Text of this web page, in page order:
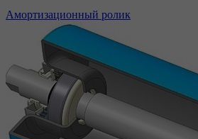
Амортизационный ролик